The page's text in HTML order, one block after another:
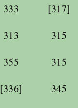
333
[317]
313
315
355
315
[336]
345